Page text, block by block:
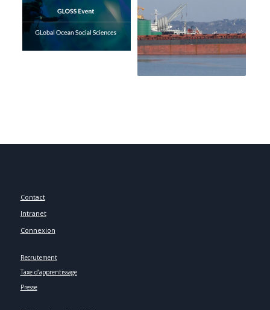
Contact
Intranet
Connexion
Recrutement
Taxe d’apprentissage
Presse